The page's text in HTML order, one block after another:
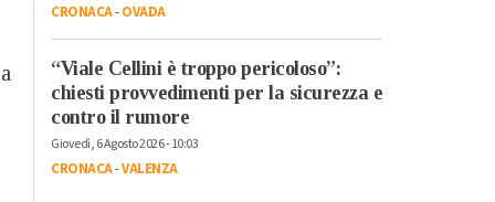
CRONACA-OVADA
“Viale Cellini è troppo pericoloso”:
chiesti provvedimenti per la sicurezza e
contro il rumore
Giovedì, 6 Agosto 2026 - 10:03
CRONACA-VALENZA